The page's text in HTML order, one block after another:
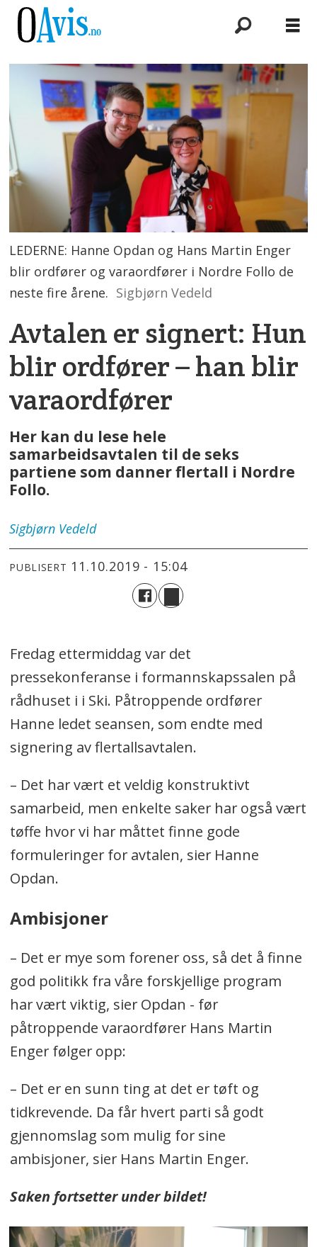
LEDERNE: Hanne Opdan og Hans Martin Enger
blir ordfører og varaordfører i Nordre Follo de
neste fire årene. Sigbjørn Vedeld
Avtalen er signert: Hun
blir ordfører – han blir
varaordfører
Her kan du lese hele
samarbeidsavtalen til de seks
partiene som danner flertall i Nordre
Follo.
Sigbjørn Vedeld
PUBLISERT 11.10.2019 - 15:04
Fredag ettermiddag var det
pressekonferanse i formannskapssalen på
rådhuset i i Ski. Påtroppende ordfører
Hanne ledet seansen, som endte med
signering av flertallsavtalen.
– Det har vært et veldig konstruktivt
samarbeid, men enkelte saker har også vært
tøffe hvor vi har måttet finne gode
formuleringer for avtalen, sier Hanne
Opdan.
Ambisjoner
– Det er mye som forener oss, så det å finne
god politikk fra våre forskjellige program
har vært viktig, sier Opdan - før
påtroppende varaordfører Hans Martin
Enger følger opp:
– Det er en sunn ting at det er tøft og
tidkrevende. Da får hvert parti så godt
gjennomslag som mulig for sine
ambisjoner, sier Hans Martin Enger.
Saken fortsetter under bildet!